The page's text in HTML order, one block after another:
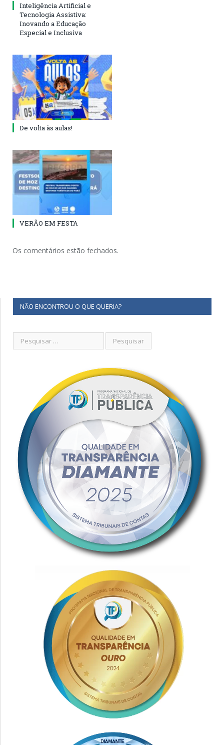
Inteligência Artificial e
Tecnologia Assistiva:
Inovando a Educação
Especial e Inclusiva
De volta às aulas!
VERÃO EM FESTA
Os comentários estão fechados.
NÃO ENCONTROU O QUE QUERIA?